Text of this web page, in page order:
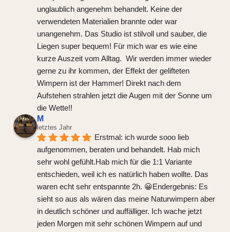
unglaublich angenehm behandelt. Keine der
verwendeten Materialien brannte oder war
unangenehm. Das Studio ist stilvoll und sauber, die
Liegen super bequem! Für mich war es wie eine
kurze Auszeit vom Alltag.  Wir werden immer wieder
gerne zu ihr kommen, der Effekt der gelifteten
Wimpern ist der Hammer! Direkt nach dem
Aufstehen strahlen jetzt die Augen mit der Sonne um
die Wette!!
M
letztes Jahr
Erstmal: ich wurde sooo lieb
aufgenommen, beraten und behandelt. Hab mich
sehr wohl gefühlt.Hab mich für die 1:1 Variante
entschieden, weil ich es natürlich haben wollte. Das
waren echt sehr entspannte 2h. 😀Endergebnis: Es
sieht so aus als wären das meine Naturwimpern aber
in deutlich schöner und auffälliger. Ich wache jetzt
jeden Morgen mit sehr schönen Wimpern auf und